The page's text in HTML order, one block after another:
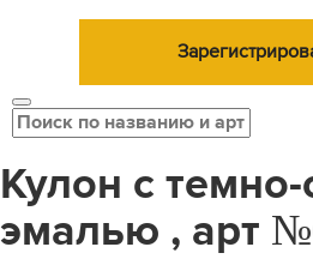
Кулон с
эмалью , арт